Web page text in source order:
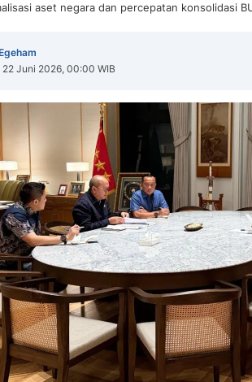
aset negara dan percepatan konsolidasi
Juni 2026, 00:00 WIB